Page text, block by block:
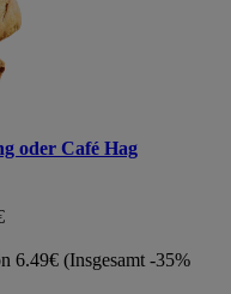
oder Café Hag
6.49€ (Insgesamt -35%